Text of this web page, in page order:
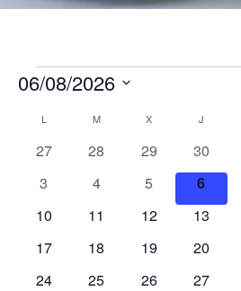
Agenda
06/08/2026
fecha.
Calendario
de
Agenda
L MMARTES X MIÉRCOLES
J
0
27
0
28
0
Agenda
29
0
Agenda
30
0
3
0
4
0
Agenda
5
0
Agenda
6
0
10
0
11
0
12
0
13
0
17
0
18
0
19
0
20
0
24
0
25
0
26
0
27